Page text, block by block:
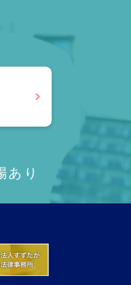
あり